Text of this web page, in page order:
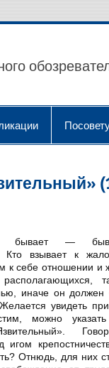
бывает —
взывает к
к себе отношении и
иначе он должен
увидеть
можно
игом
Отнюдь, для них